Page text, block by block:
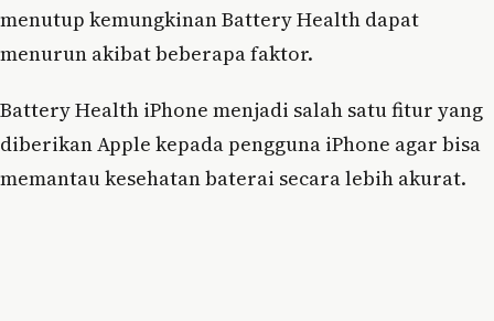
menutup kemungkinan Battery Health dapat
menurun akibat beberapa faktor.
Battery Health iPhone menjadi salah satu fitur yang
diberikan Apple kepada pengguna iPhone agar bisa
memantau kesehatan baterai secara lebih akurat.